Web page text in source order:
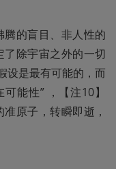
腾的盲目、非人性的
了除宇宙之外的一切
设是最有可能的，而
能性” ，【注10】
原子，转瞬即逝，